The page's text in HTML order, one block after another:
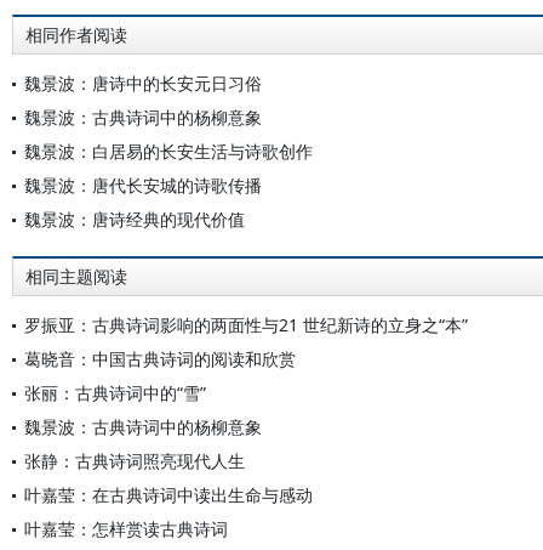
相同作者阅读
魏景波：唐诗中的长安元日习俗
魏景波：古典诗词中的杨柳意象
魏景波：白居易的长安生活与诗歌创作
魏景波：唐代长安城的诗歌传播
魏景波：唐诗经典的现代价值
相同主题阅读
罗振亚：古典诗词影响的两面性与21 世纪新诗的立身之“本”
葛晓音：中国古典诗词的阅读和欣赏
张丽：古典诗词中的“雪”
魏景波：古典诗词中的杨柳意象
张静：古典诗词照亮现代人生
叶嘉莹：在古典诗词中读出生命与感动
叶嘉莹：怎样赏读古典诗词